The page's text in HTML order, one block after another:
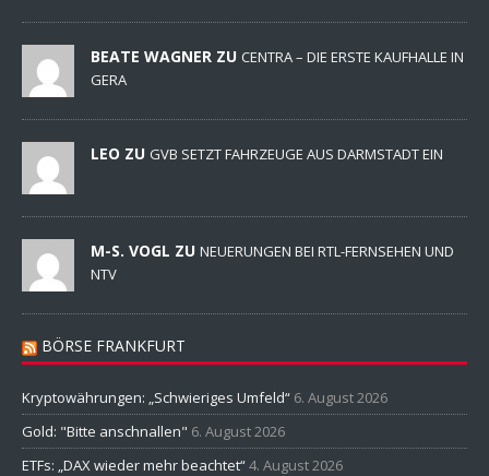
BEATE WAGNER ZU CENTRA – DIE ERSTE KAUFHALLE IN
GERA
LEO ZU GVB SETZT FAHRZEUGE AUS DARMSTADT EIN
M-S. VOGL ZU NEUERUNGEN BEI RTL-FERNSEHEN UND
NTV
BÖRSE FRANKFURT
Kryptowährungen: „Schwieriges Umfeld“ 6. August 2026
Gold: "Bitte anschnallen" 6. August 2026
ETFs: „DAX wieder mehr beachtet“4. August 2026